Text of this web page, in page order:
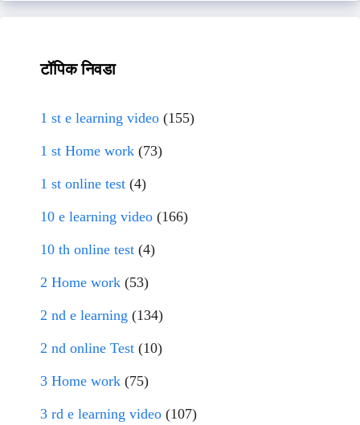
टॉपिक निवडा
1 st e learning video (155)
1 st Home work (73)
1 st online test (4)
10 e learning video (166)
10 th online test (4)
2 Home work (53)
2 nd e learning (134)
2 nd online Test (10)
3 Home work (75)
3 rd e learning video (107)